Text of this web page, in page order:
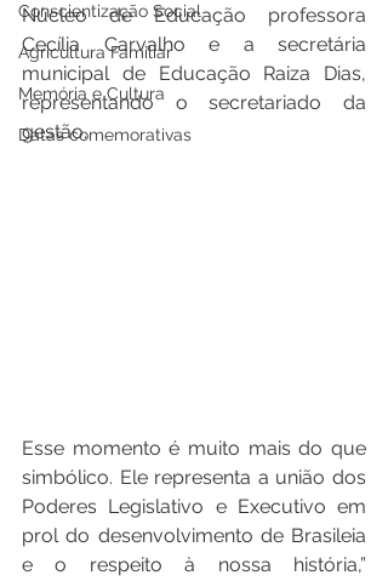
Conscientização Social
Agricultura Familiar
Memória e Cultura
Datas comemorativas
Núcleo de Educação professora
Cecília Carvalho e a secretária
municipal de Educação Raiza Dias,
representando o secretariado da
gestão.
Esse momento é muito mais do que
simbólico. Ele representa a união dos
Poderes Legislativo e Executivo em
prol do desenvolvimento de Brasileia
e o respeito à nossa história,”